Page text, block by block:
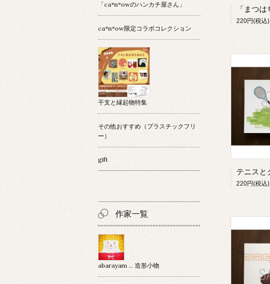
220円(税込)
220円(税込)
「ca*n*owのハンカチ屋さん」
ca*n*ow限定コラボコレクション
干支と縁起物特集
その他おすすめ（プラスチックフリ
ー）
gift
作家一覧
abarayam … 造形小物